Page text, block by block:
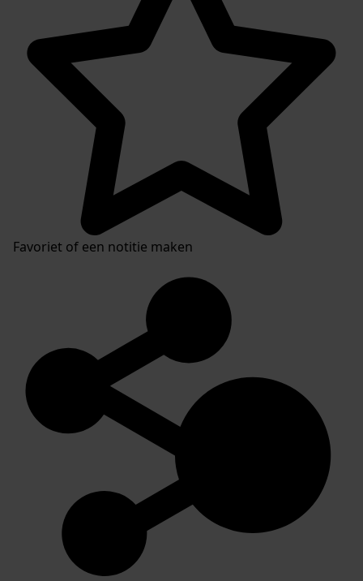
Favoriet of een notitie maken